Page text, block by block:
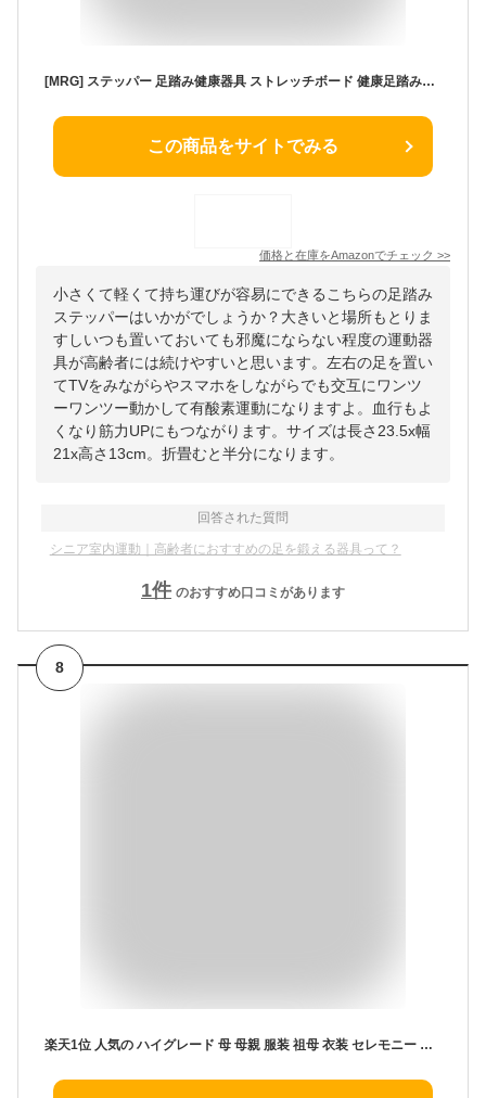
[MRG] ステッパー 足踏み健康器具 ストレッチボード 健康足踏み器 静音 足踏み 足踏みステッパー 有酸素運動 室内 家庭用 折りたたみ 室内有酸素運動 介護用ステッパー 高齢者 リハビリ 介護予防 持ち運び
この商品をサイトでみる
価格と在庫をAmazonでチェック >>
小さくて軽くて持ち運びが容易にできるこちらの足踏み
ステッパーはいかがでしょうか？大きいと場所もとりま
すしいつも置いておいても邪魔にならない程度の運動器
具が高齢者には続けやすいと思います。左右の足を置い
てTVをみながらやスマホをしながらでも交互にワンツ
ーワンツー動かして有酸素運動になりますよ。血行もよ
くなり筋力UPにもつながります。サイズは長さ23.5x幅
21x高さ13cm。折畳むと半分になります。
回答された質問
シニア室内運動｜高齢者におすすめの足を鍛える器具って？
1件 のおすすめ口コミがあります
8
楽天1位 人気の ハイグレード 母 母親 服装 祖母 衣装 セレモニー スーツ 礼服 ロングスカート 高見え 高品質 【74%OFF】 結婚式 披露宴 パーティー ドレス スーツ レディース フォーマル お宮参り 七五三 お呼ばれ 両家 顔合わせ 結納 50代 60代 70代 80代 おしゃれ シニア